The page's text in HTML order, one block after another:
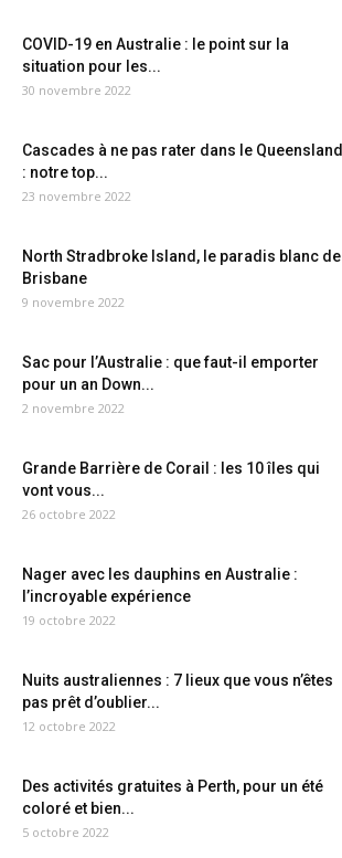
COVID-19 en Australie : le point sur la
situation pour les...
30 novembre 2022
Cascades à ne pas rater dans le Queensland
: notre top...
23 novembre 2022
North Stradbroke Island, le paradis blanc de
Brisbane
9 novembre 2022
Sac pour l’Australie : que faut-il emporter
pour un an Down...
2 novembre 2022
Grande Barrière de Corail : les 10 îles qui
vont vous...
26 octobre 2022
Nager avec les dauphins en Australie :
l’incroyable expérience
19 octobre 2022
Nuits australiennes : 7 lieux que vous n’êtes
pas prêt d’oublier...
12 octobre 2022
Des activités gratuites à Perth, pour un été
coloré et bien...
5 octobre 2022